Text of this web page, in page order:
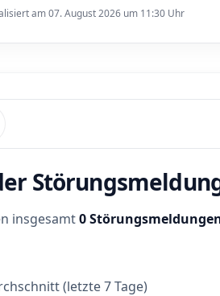
am 07. August 2026 um 11:30 Uhr
insgesamt0
(letzte 7 Tage)